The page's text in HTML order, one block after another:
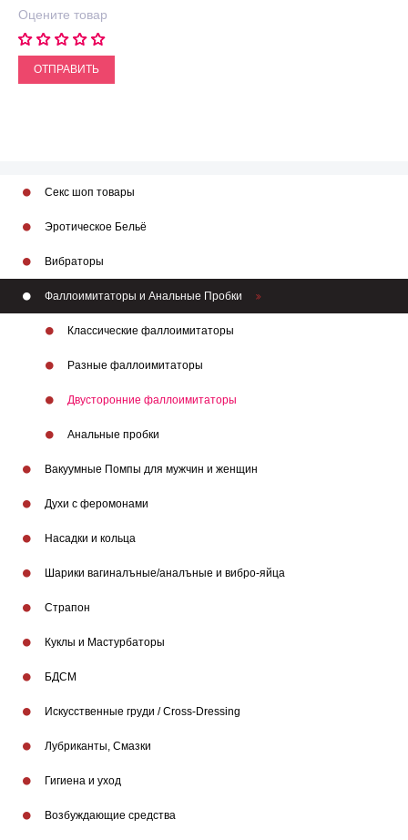
Оцените товар
ОТПРАВИТЬ
Секс шоп товары
Эротическое Бельё
Вибраторы
Фаллоимитаторы и Анальные Пробки
Классические фаллоимитаторы
Разные фаллоимитаторы
Двусторонние фаллоимитаторы
Анальные пробки
Вакуумные Помпы для мужчин и женщин
Духи с феромонами
Насадки и кольца
Шарики вагиналъные/аналъные и вибро-яйца
Страпон
Куклы и Мастурбаторы
БДСМ
Искусственные груди / Cross-Dressing
Лубриканты, Смазки
Гигиена и уход
Возбуждающие средства